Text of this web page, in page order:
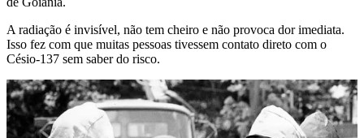
A radiação é invisível, não tem cheiro e não provoca dor imediata.
Isso fez com que muitas pessoas tivessem contato direto com o
Césio-137 sem saber do risco.